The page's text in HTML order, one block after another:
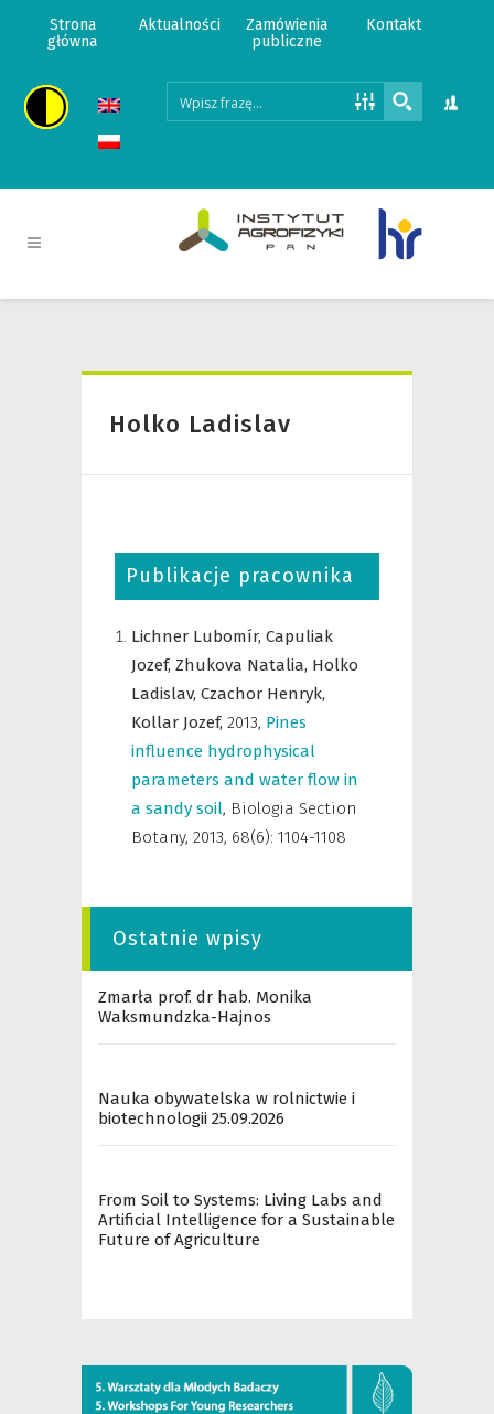
Strona
główna
Aktualności
Zamówienia
publiczne
Kontakt
Holko Ladislav
Publikacje pracownika
Lichner Lubomír, Capuliak
Jozef, Zhukova Natalia, Holko
Ladislav, Czachor Henryk,
Kollar Jozef, 2013, Pines
influence hydrophysical
parameters and water flow in
a sandy soil, Biologia Section
Botany, 2013, 68(6): 1104-1108
Ostatnie wpisy
Zmarła prof. dr hab. Monika
Waksmundzka-Hajnos
Nauka obywatelska w rolnictwie i
biotechnologii 25.09.2026
From Soil to Systems: Living Labs and
Artificial Intelligence for a Sustainable
Future of Agriculture